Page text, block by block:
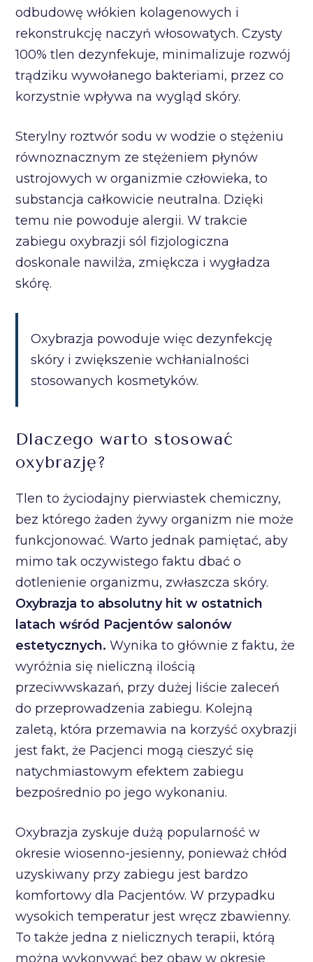
odbudowę włókien kolagenowych i
rekonstrukcję naczyń włosowatych. Czysty
100% tlen dezynfekuje, minimalizuje rozwój
trądziku wywołanego bakteriami, przez co
korzystnie wpływa na wygląd skóry.
Sterylny roztwór sodu w wodzie o stężeniu
równoznacznym ze stężeniem płynów
ustrojowych w organizmie człowieka, to
substancja całkowicie neutralna. Dzięki
temu nie powoduje alergii. W trakcie
zabiegu oxybrazji sól fizjologiczna
doskonale nawilża, zmiękcza i wygładza
skórę.
Oxybrazja powoduje więc dezynfekcję
skóry i zwiększenie wchłanialności
stosowanych kosmetyków.
Dlaczego warto stosować
oxybrazję?
Tlen to życiodajny pierwiastek chemiczny,
bez którego żaden żywy organizm nie może
funkcjonować. Warto jednak pamiętać, aby
mimo tak oczywistego faktu dbać o
dotlenienie organizmu, zwłaszcza skóry.
Oxybrazja to absolutny hit w ostatnich
latach wśród Pacjentów salonów
estetycznych. Wynika to głównie z faktu, że
wyróżnia się nieliczną ilością
przeciwwskazań, przy dużej liście zaleceń
do przeprowadzenia zabiegu. Kolejną
zaletą, która przemawia na korzyść oxybrazji
jest fakt, że Pacjenci mogą cieszyć się
natychmiastowym efektem zabiegu
bezpośrednio po jego wykonaniu.
Oxybrazja zyskuje dużą popularność w
okresie wiosenno-jesienny, ponieważ chłód
uzyskiwany przy zabiegu jest bardzo
komfortowy dla Pacjentów. W przypadku
wysokich temperatur jest wręcz zbawienny.
To także jedna z nielicznych terapii, którą
można wykonywać bez obaw w okresie